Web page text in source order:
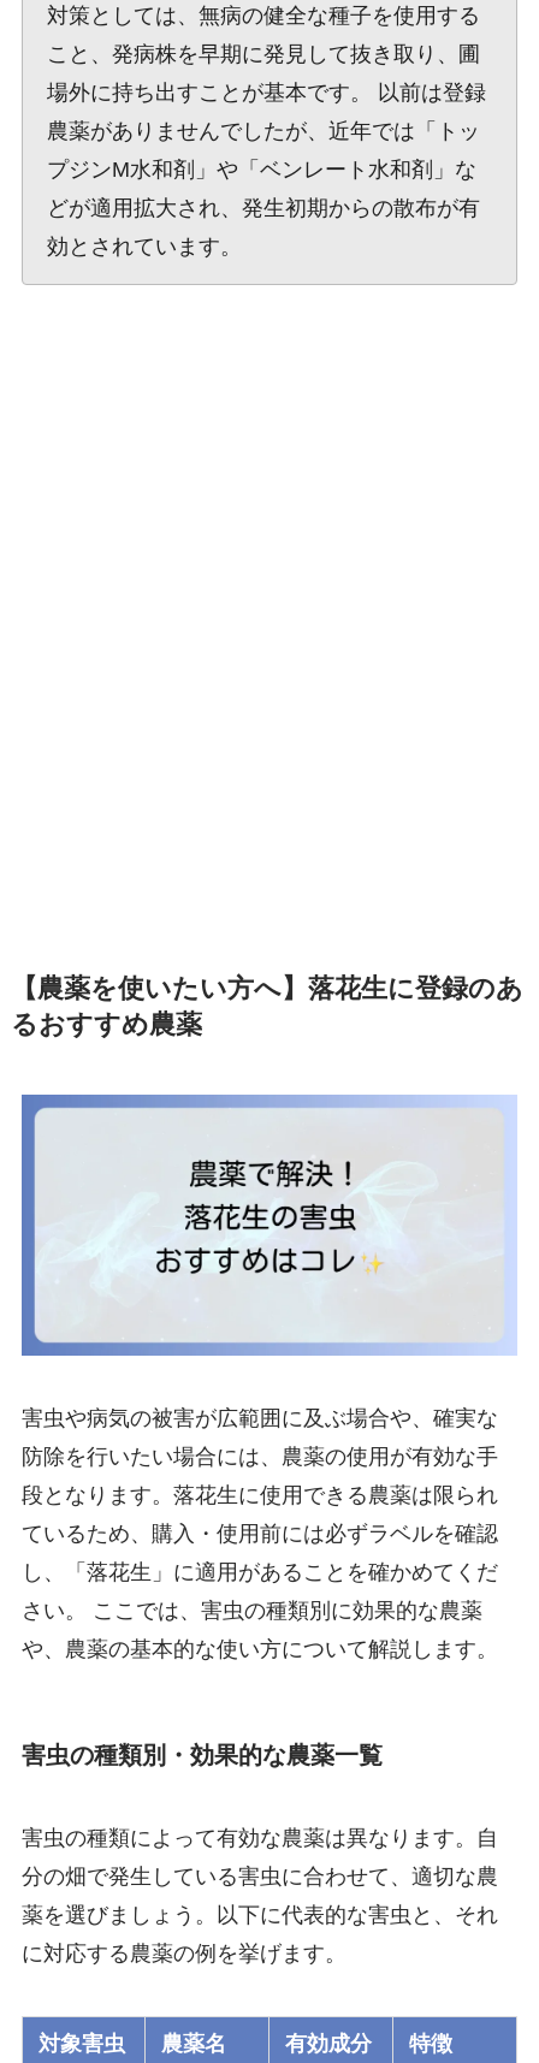
対策としては、無病の健全な種子を使用する
こと、発病株を早期に発見して抜き取り、圃
場外に持ち出すことが基本です。 以前は登録
農薬がありませんでしたが、近年では「トッ
プジンM水和剤」や「ベンレート水和剤」な
どが適用拡大され、発生初期からの散布が有
効とされています。
【農薬を使いたい方へ】落花生に登録のあ
るおすすめ農薬
害虫や病気の被害が広範囲に及ぶ場合や、確実な
防除を行いたい場合には、農薬の使用が有効な手
段となります。落花生に使用できる農薬は限られ
ているため、購入・使用前には必ずラベルを確認
し、「落花生」に適用があることを確かめてくだ
さい。 ここでは、害虫の種類別に効果的な農薬
や、農薬の基本的な使い方について解説します。
害虫の種類別・効果的な農薬一覧
害虫の種類によって有効な農薬は異なります。自
分の畑で発生している害虫に合わせて、適切な農
薬を選びましょう。以下に代表的な害虫と、それ
に対応する農薬の例を挙げます。
対象害虫
農薬名
有効成分
特徴